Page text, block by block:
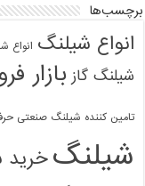
برچسب‌ها
انواع شیلنگ انواع
شیلنگ گاز بازار
تامین کننده شیلنگ صنعتی
شیلنگ